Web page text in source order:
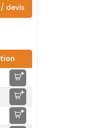
devis
+
+
+